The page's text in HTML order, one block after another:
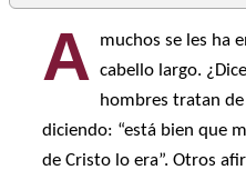
A
muchos se les ha
cabello largo.
hombres tratan
diciendo: “está bien que
de Cristo lo era”. Otros